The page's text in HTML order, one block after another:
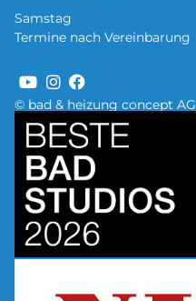
© bad & heizung concept AG
Samstag
Termine nach Vereinbarung